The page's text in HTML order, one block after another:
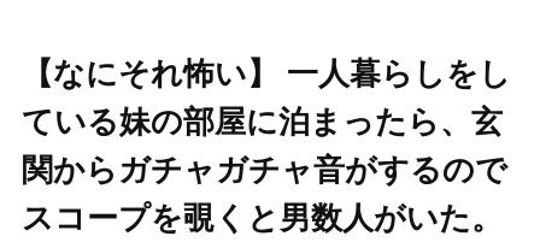
【なにそれ怖い】 一人暮らしをし
ている妹の部屋に泊まったら、玄
関からガチャガチャ音がするので
スコープを覗くと男数人がいた。